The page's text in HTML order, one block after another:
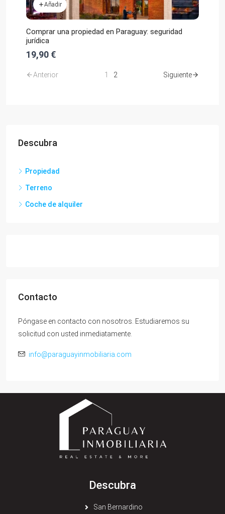
Añadir
Comprar una propiedad en Paraguay: seguridad
jurídica
19,90 €
Anterior 1 2 Siguiente
Descubra
Propiedad
Terreno
Coche de alquiler
Contacto
Póngase en contacto con nosotros. Estudiaremos su
solicitud con usted inmediatamente.
info@paraguayinmobiliaria.com
Descubra
San Bernardino